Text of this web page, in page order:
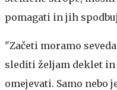
pomagati in jih
"Začeti moramo
slediti željam deklet
omejevati. Samo nebo